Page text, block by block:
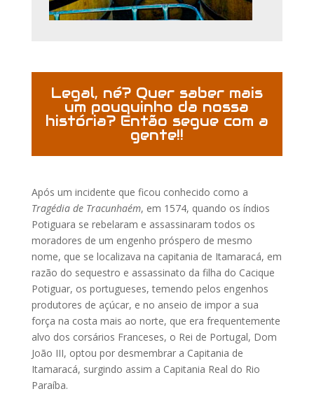
Legal, né? Quer saber mais
um pouquinho da nossa
história? Então segue com a
gente!!
Após um incidente que ficou conhecido como a
Tragédia de Tracunhaém, em 1574, quando os índios
Potiguara se rebelaram e assassinaram todos os
moradores de um engenho próspero de mesmo
nome, que se localizava na capitania de Itamaracá, em
razão do sequestro e assassinato da filha do Cacique
Potiguar, os portugueses, temendo pelos engenhos
produtores de açúcar, e no anseio de impor a sua
força na costa mais ao norte, que era frequentemente
alvo dos corsários Franceses, o Rei de Portugal, Dom
João III, optou por desmembrar a Capitania de
Itamaracá, surgindo assim a Capitania Real do Rio
Paraíba.